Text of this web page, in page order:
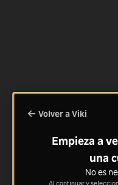
Volver a Viki
Empieza a
una
No es